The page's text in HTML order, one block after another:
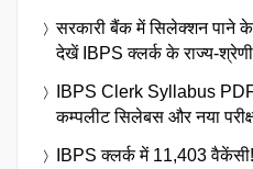
सरकारी बैंक में सिलेक्शन पाने के
देखें IBPS क्लर्क के राज्य-
IBPS Clerk Syllabus
कम्पलीट सिलेबस और नया
IBPS क्लर्क में 11,403